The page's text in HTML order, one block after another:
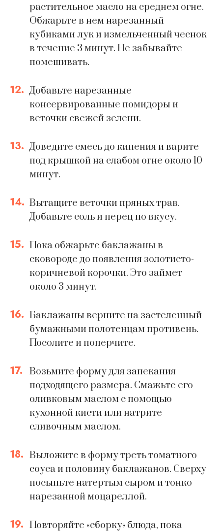
растительное масло на среднем огне.
Обжарьте в нем нарезанный
кубиками лук и измельченный чеснок
в течение 3 минут. Не забывайте
помешивать.
12. Добавьте нарезанные
консервированные помидоры и
веточки свежей зелени.
13. Доведите смесь до кипения и варите
под крышкой на слабом огне около 10
минут.
14. Вытащите веточки пряных трав.
Добавьте соль и перец по вкусу.
15. Пока обжарьте баклажаны в
сковороде до появления золотисто-
коричневой корочки. Это займет
около 3 минут.
16. Баклажаны верните на застеленный
бумажными полотенцам противень.
Посолите и поперчите.
17. Возьмите форму для запекания
подходящего размера. Смажьте его
оливковым маслом с помощью
кухонной кисти или натрите
сливочным маслом.
18. Выложите в форму треть томатного
соуса и половину баклажанов. Сверху
посыпьте натертым сыром и тонко
нарезанной моцареллой.
19. Повторяйте «сборку» блюда, пока